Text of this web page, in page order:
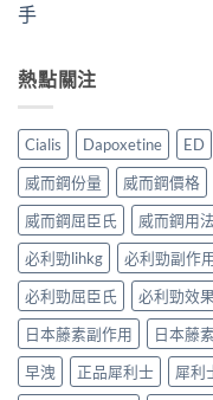
手
熱點關注
Cialis Dapoxetine ED
威而鋼份量
威而鋼價格
威而鋼屈臣氏
威而鋼用法
必利勁lihkg
必利勁副作
必利勁屈臣氏
必利勁效果
日本藤素副作用
日本藤
早洩
正品犀利士 犀利